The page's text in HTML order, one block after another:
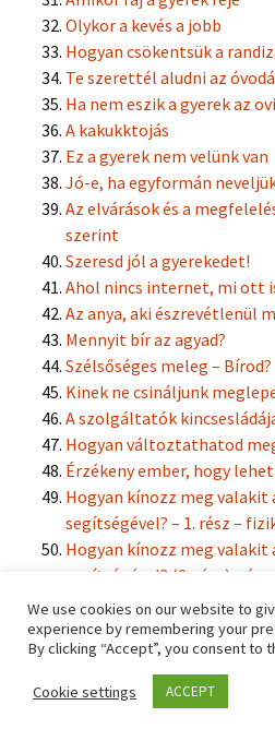
Olykor a kevés a jobb
Hogyan csökentsük a
Te szerettél aludni az
Ha nem eszik a gyerek az
A kakukktojás
Ez a gyerek nem velünk van
Jó-e, ha egyformán
Az elvárások és a
szerint
Szeresd jól a gyerekedet!
Ahol nincs internet, mi ott
Az anya, aki észrevétlenül
Mennyit bír az agyad?
Szélsőséges meleg – Bírod?
Kinek ne csináljunk
A szolgáltatók
Hogyan változtathatod
Érzékeny ember, hogy
Hogyan kínozz meg
segítségével? – 1. rész –
Hogyan kínozz meg
segítségével? (2. rész) –
A balkezesek Kronobiológis
Ne várj olyat a párodtól,
Anne a Zöld Oromból –
Állatos Kronobiológia: A te
kronóval született?
We use cookies on our website to
experience by remembering your
By clicking “Accept”, you consent to
Cookie settings ACCEPT